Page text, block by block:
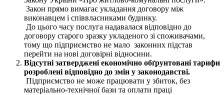
Закон прямо вимагає укладання договору між
виконавцем і співвласниками будинку.
До цього часу послуга надавалася відповідно до
договору старого зразку укладеного зі споживачами,
тому що підприємство не мало законних підстав
перейти на нові договірні відносини.
Відсутні затверджені економічно обґрунтовані тарифи
розроблені відповідно до змін у законодавстві.
Підприємство не може працювати у збиток, без
матеріально-технічної бази та оплати праці